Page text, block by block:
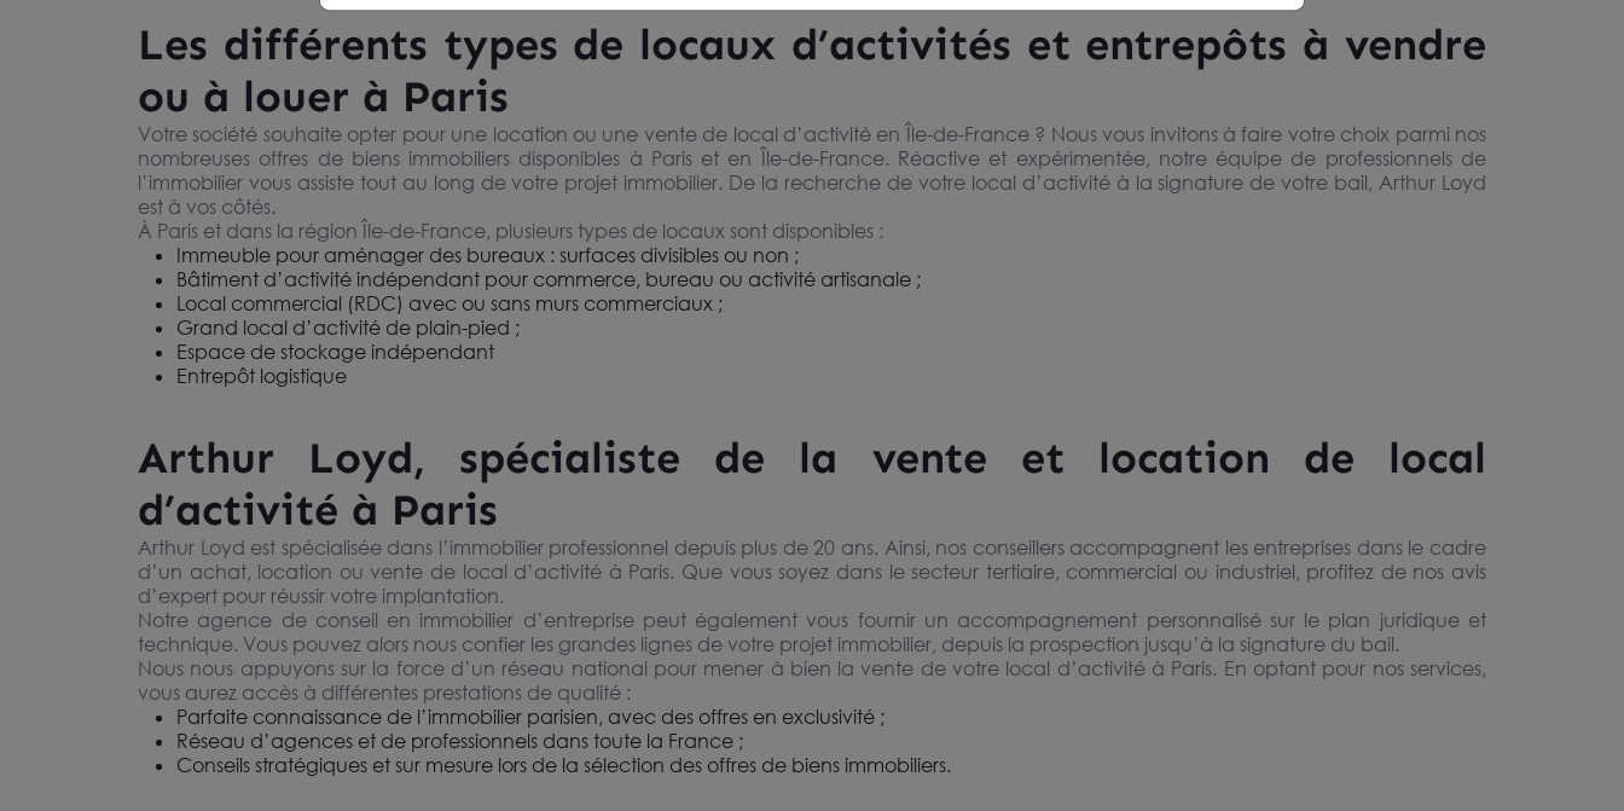
Les différents types de locaux d’activités et entrepôts à vendre
ou à louer à Paris
Votre société souhaite opter pour une location ou une vente de local d’activité en Île-de-France ? Nous vous invitons à faire votre choix parmi nos
nombreuses offres de biens immobiliers disponibles à Paris et en Île-de-France. Réactive et expérimentée, notre équipe de professionnels de
l’immobilier vous assiste tout au long de votre projet immobilier. De la recherche de votre local d’activité à la signature de votre bail, Arthur Loyd
est à vos côtés.
À Paris et dans la région Île-de-France, plusieurs types de locaux sont disponibles :
Immeuble pour aménager des bureaux : surfaces divisibles ou non ;
Bâtiment d’activité indépendant pour commerce, bureau ou activité artisanale ;
Local commercial (RDC) avec ou sans murs commerciaux ;
Grand local d’activité de plain-pied ;
Espace de stockage indépendant
Entrepôt logistique
Arthur Loyd, spécialiste de la vente et location de local
d’activité à Paris
Arthur Loyd est spécialisée dans l’immobilier professionnel depuis plus de 20 ans. Ainsi, nos conseillers accompagnent les entreprises dans le cadre
d’un achat, location ou vente de local d’activité à Paris. Que vous soyez dans le secteur tertiaire, commercial ou industriel, profitez de nos avis
d’expert pour réussir votre implantation.
Notre agence de conseil en immobilier d’entreprise peut également vous fournir un accompagnement personnalisé sur le plan juridique et
technique. Vous pouvez alors nous confier les grandes lignes de votre projet immobilier, depuis la prospection jusqu’à la signature du bail.
Nous nous appuyons sur la force d’un réseau national pour mener à bien la vente de votre local d’activité à Paris. En optant pour nos services,
vous aurez accès à différentes prestations de qualité :
Parfaite connaissance de l’immobilier parisien, avec des offres en exclusivité ;
Réseau d’agences et de professionnels dans toute la France ;
Conseils stratégiques et sur mesure lors de la sélection des offres de biens immobiliers.